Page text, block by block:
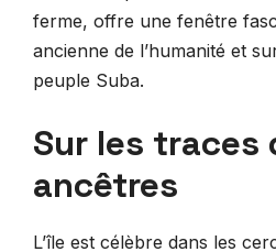
ferme, offre une fenêtre
ancienne de l’humanité et
peuple Suba.
Sur les traces
ancêtres
L’île est célèbre dans les